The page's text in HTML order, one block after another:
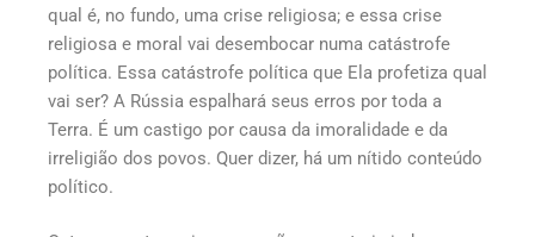
qual é, no fundo, uma crise religiosa; e essa crise
religiosa e moral vai desembocar numa catástrofe
política. Essa catástrofe política que Ela profetiza qual
vai ser? A Rússia espalhará seus erros por toda a
Terra. É um castigo por causa da imoralidade e da
irreligião dos povos. Quer dizer, há um nítido conteúdo
político.